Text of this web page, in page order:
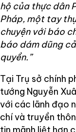
hộ của thực dân
Pháp, một tay
chuyện với báo
báo dám dũng
quyền.”
Tại Trụ sở chính
tướng Nguyễn
với các lãnh đạo
chí và truyền